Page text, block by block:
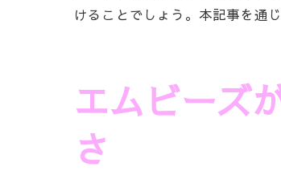
けることでしょう。本記事を通
エムビーズ
さ